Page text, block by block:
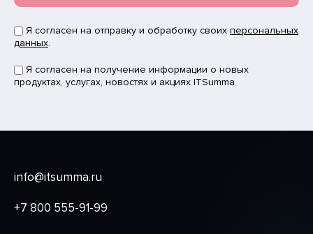
Я согласен на отправку и обработку своих персональных
данных.
Я согласен на получение информации о новых
продуктах, услугах, новостях и акциях ITSumma.
info@itsumma.ru
+7 800 555-91-99